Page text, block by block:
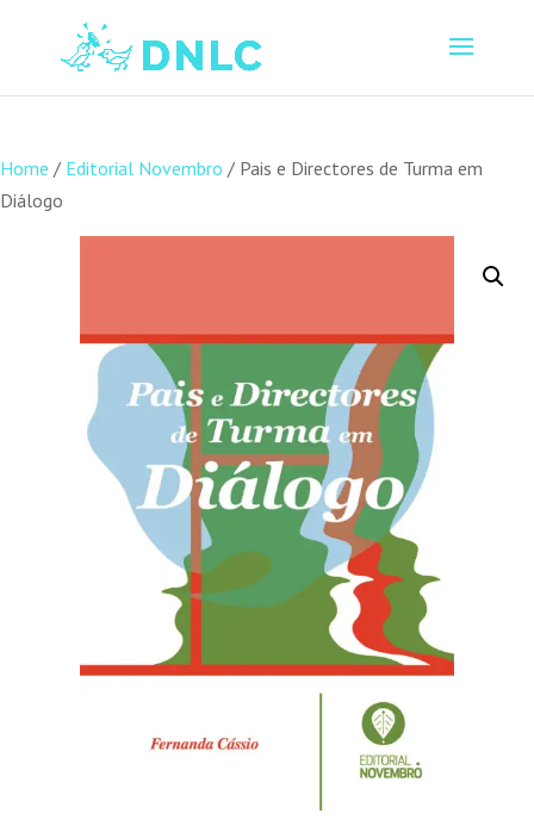
Home / Editorial Novembro / Pais e Directores de Turma em
Diálogo